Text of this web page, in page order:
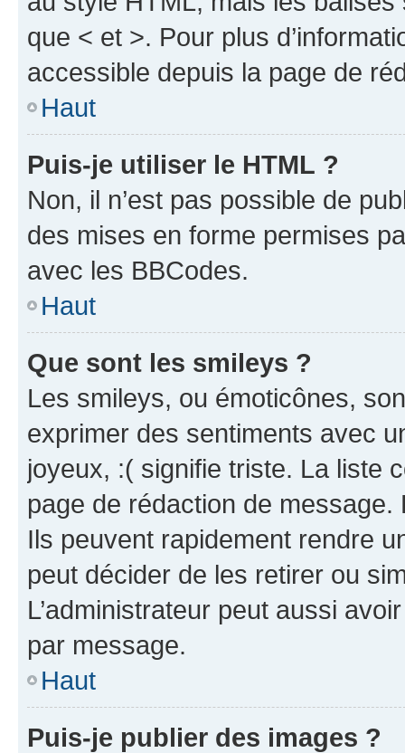
que < et >. Pour plus
accessible depuis la page de
Haut
Puis-je utiliser le HTML ?
Non, il n’est pas possible de
des mises en forme permises
avec les BBCodes.
Haut
Que sont les smileys ?
Les smileys, ou émoticônes,
exprimer des sentiments avec
joyeux, :( signifie triste. La liste
page de rédaction de
Ils peuvent rapidement rendre
peut décider de les retirer ou
L’administrateur peut aussi
par message.
Haut
Puis-je publier des images ?